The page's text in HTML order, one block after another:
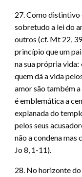
27. Como distintivo
sobretudo a lei do
outros (cf. Mt 22,
princípio que um
na sua própria
quem dá a vida
amor são também
é emblemática a
explanada do
pelos seus
não a condena mas
Jo 8, 1-11).
28. No horizonte